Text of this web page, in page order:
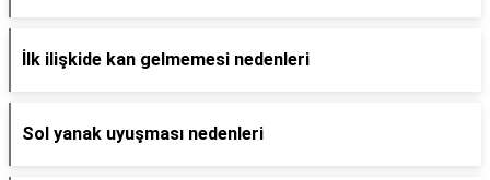
İlk ilişkide kan gelmemesi nedenleri
Sol yanak uyuşması nedenleri